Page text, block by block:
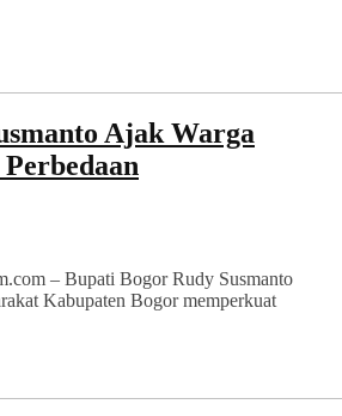
Ajak Warga
– Bupati Bogor Rudy Susmanto
Kabupaten Bogor memperkuat